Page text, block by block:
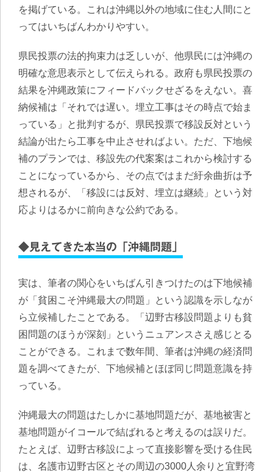
を掲げている。これは沖縄以外の地域に住む人間にと
ってはいちばんわかりやすい。
県民投票の法的拘束力は乏しいが、他県民には沖縄の
明確な意思表示として伝えられる。政府も県民投票の
結果を沖縄政策にフィードバックせざるをえない。喜
納候補は「それでは遅い。埋立工事はその時点で始ま
っている」と批判するが、県民投票で移設反対という
結論が出たら工事を中止させればよい。ただ、下地候
補のプランでは、移設先の代案案はこれから検討する
ことになっているから、その点ではまだ紆余曲折は予
想されるが、「移設には反対、埋立は継続」という対
応よりはるかに前向きな公約である。
◆見えてきた本当の「沖縄問題」
実は、筆者の関心をいちばん引きつけたのは下地候補
が「貧困こそ沖縄最大の問題」という認識を示しなが
ら立候補したことである。「辺野古移設問題よりも貧
困問題のほうが深刻」というニュアンスさえ感じとる
ことができる。これまで数年間、筆者は沖縄の経済問
題を調べてきたが、下地候補とほぼ同じ問題意識を持
っている。
沖縄最大の問題はたしかに基地問題だが、基地被害と
基地問題がイコールで結ばれると考えるのは誤りだ。
たとえば、辺野古移設によって直接影響を受ける住民
は、名護市辺野古区とその周辺の3000人余りと宜野湾